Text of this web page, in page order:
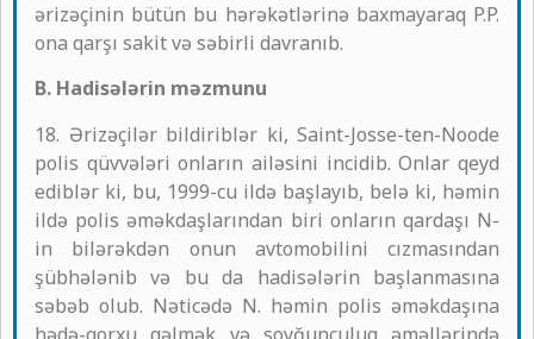
ərizəçinin bütün bu hərəkətlərinə baxmayaraq P.P.
ona qarşı sakit və səbirli davranıb.
B. Hadisələrin məzmunu
18. Ərizəçilər bildiriblər ki, Saint-Josse-ten-Noode
polis qüvvələri onların ailəsini incidib. Onlar qeyd
ediblər ki, bu, 1999-cu ildə başlayıb, belə ki, həmin
ildə polis əməkdaşlarından biri onların qardaşı N-
in bilərəkdən onun avtomobilini cızmasından
şübhələnib və bu da hadisələrin başlanmasına
səbəb olub. Nəticədə N. həmin polis əməkdaşına